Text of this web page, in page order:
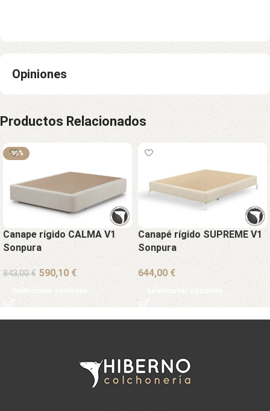
Opiniones
Productos Relacionados
-30%
Canape rígido CALMA V1
Sonpura
843,00€ €
Seleccionar opciones
Canapé rígido SUPREME V1
Sonpura
€
Seleccionar opciones